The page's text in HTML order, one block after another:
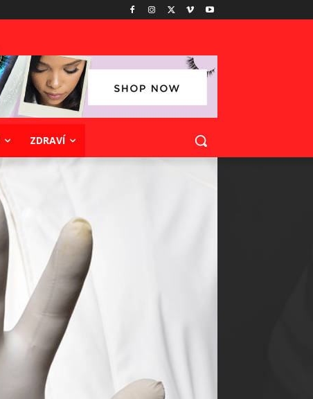
ZDRAVÍ